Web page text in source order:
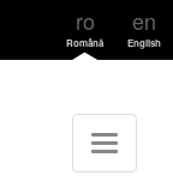
ro
Română
en
English